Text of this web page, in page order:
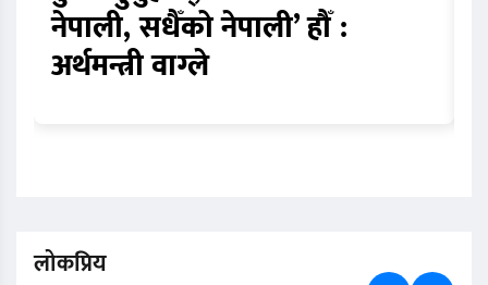
नेपाली, सधैँको नेपाली’ हौँ :
अर्थमन्त्री वाग्ले
लोकप्रिय